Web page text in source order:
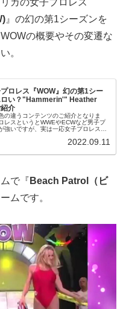
』の幻の第1シーズンを
の概要やその変遷な
。
ロレス『WOW』幻の第1シー
ロい？"Hammerin'" Heather
介
の違うコンテンツのご紹介となりま
レスというとWWEやECWなど男子プ
強いですが、実は一応女子プロレスも
というの...
2022.09.11
で『 Beach Patrol（ビ
ムです。